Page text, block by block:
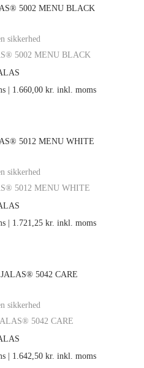
sikkerhed
5002 MENU BLACK
| 1.660,00 kr. inkl. moms
sikkerhed
5012 MENU WHITE
| 1.721,25 kr. inkl. moms
sikkerhed
5042 CARE
| 1.642,50 kr. inkl. moms